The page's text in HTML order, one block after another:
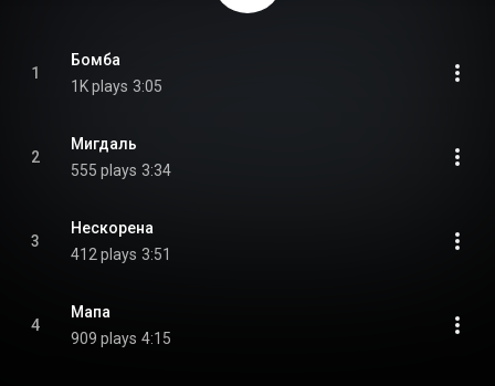
1
Бомба
1K plays 3:05
2
Мигдаль
555 plays 3:34
3
Нескорена
412 plays 3:51
4
Мапа
909 plays 4:15